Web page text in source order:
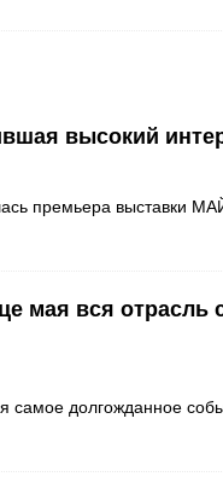
высокий
премьера выставки
мая вся отрасль
долгожданное